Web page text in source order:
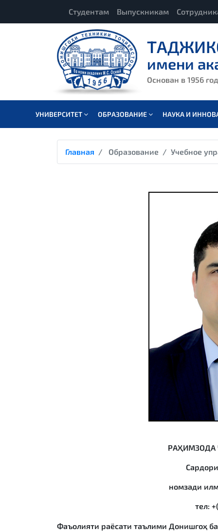
Студентам Выпускникам
имени
Основан в 1956
УНИВЕРСИТЕТ ОБРАЗОВАНИЕ НАУКА И
Главная Образование Учебное
номзади
тел:
Фаъолияти раёсати таълими Донишгоҳ